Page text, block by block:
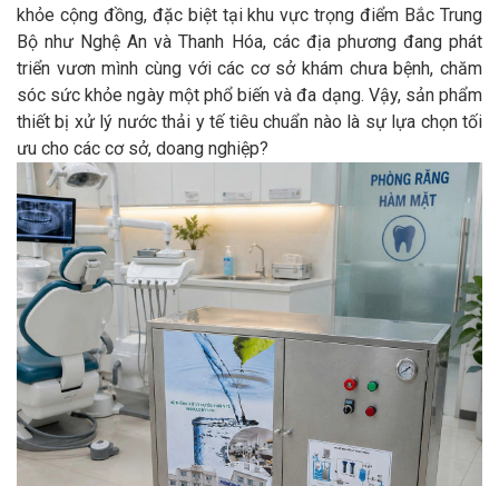
khỏe cộng đồng, đặc biệt tại khu vực trọng điểm Bắc Trung
Bộ như Nghệ An và Thanh Hóa, các địa phương đang phát
triển vươn mình cùng với các cơ sở khám chưa bệnh, chăm
sóc sức khỏe ngày một phổ biến và đa dạng. Vậy, sản phẩm
thiết bị xử lý nước thải y tế tiêu chuẩn nào là sự lựa chọn tối
ưu cho các cơ sở, doang nghiệp?